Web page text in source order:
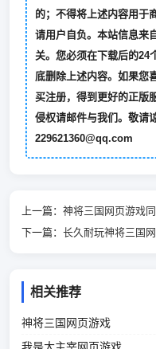
的；不得将上述内容用于
请用户自负。本站信息来
关。您必须在下载后的24
底删除上述内容。如果您
买注册，得到更好的正版
侵权请邮件与我们。敬请
229621360@qq.com
上一篇： 神将三国网页游戏
下一篇： 长久耐玩神将三国
相关推荐
神将三国网页游戏
我是大主宰网页游戏